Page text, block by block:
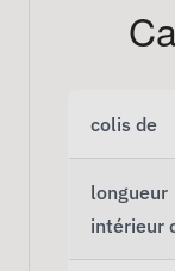
colis de
longueur
intérieur